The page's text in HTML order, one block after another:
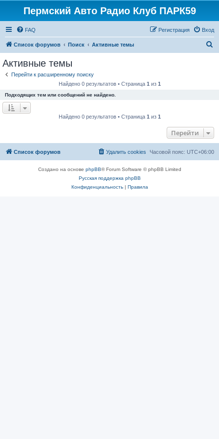
Пермский Авто Радио Клуб ПАРК59
FAQ Вход
Регистрация
Список форумов Поиск Активные темы
Активные темы
Перейти к расширенному поиску
Найдено 0 результатов • Страница 1 из 1
Подходящих тем или сообщений не найдено.
Найдено 0 результатов • Страница 1 из 1
Перейти
Список форумов Часовой пояс: UTC+06:00
Удалить cookies
Создано на основе phpBB® Forum Software © phpBB Limited
Русская поддержка phpBB
Конфиденциальность| Правила